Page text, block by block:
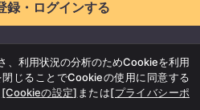
録・ログインする
、利用状況の分析のためCookieを利用
じることでCookieの使用に同意する
[Cookieの設定] または[プライバシーポ